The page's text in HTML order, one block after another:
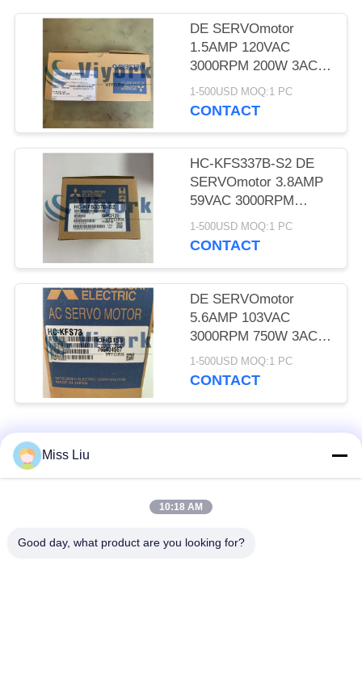
DE SERVOmotor
1.5AMP 120VAC
3000RPM 200W 3AC
VAN MITSUBISHI HC-
MF23B-S24 AC
1-500USD MOQ:1 PC
CONTACT
HC-KFS337B-S2 DE
SERVOmotor 3.8AMP
59VAC 3000RPM
300W 3AC VAN
MITSUBISHI AC
1-500USD MOQ:1 PC
CONTACT
DE SERVOmotor
5.6AMP 103VAC
3000RPM 750W 3AC
VAN MITSUBISHI HC-
KFS73 AC
1-500USD MOQ:1 PC
CONTACT
populaire categorieën
AC servomotor
Miss Liu
10:18 AM
Good day, what product are you looking for?